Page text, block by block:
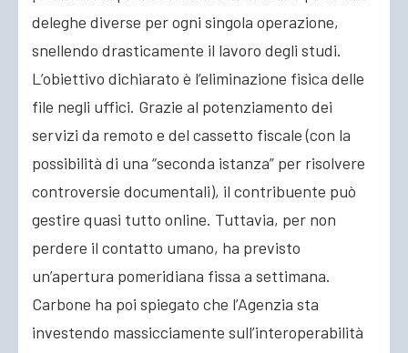
deleghe diverse per ogni singola operazione,
snellendo drasticamente il lavoro degli studi.
L’obiettivo dichiarato è l’eliminazione fisica delle
file negli uffici. Grazie al potenziamento dei
servizi da remoto e del cassetto fiscale (con la
possibilità di una “seconda istanza” per risolvere
controversie documentali), il contribuente può
gestire quasi tutto online. Tuttavia, per non
perdere il contatto umano, ha previsto
un’apertura pomeridiana fissa a settimana.
Carbone ha poi spiegato che l’Agenzia sta
investendo massicciamente sull’interoperabilità